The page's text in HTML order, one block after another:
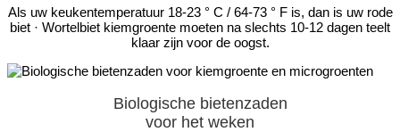
Als uw keukentemperatuur 18-23 ° C / 64-73 ° F is, dan is uw rode
biet · Wortelbiet kiemgroente moeten na slechts 10-12 dagen teelt
klaar zijn voor de oogst.
Biologische bietenzaden
voor het weken